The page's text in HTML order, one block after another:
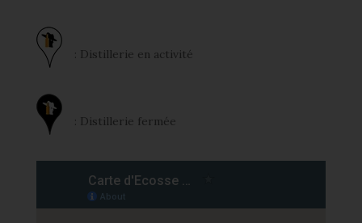
: Distillerie en activité
: Distillerie fermée